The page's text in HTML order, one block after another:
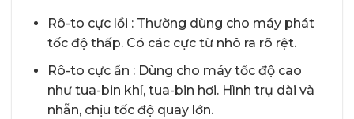
Rô-to cực lồi : Thường dùng cho máy phát
tốc độ thấp. Có các cực từ nhô ra rõ rệt.
Rô-to cực ẩn : Dùng cho máy tốc độ cao
như tua-bin khí, tua-bin hơi. Hình trụ dài và
nhẵn, chịu tốc độ quay lớn.